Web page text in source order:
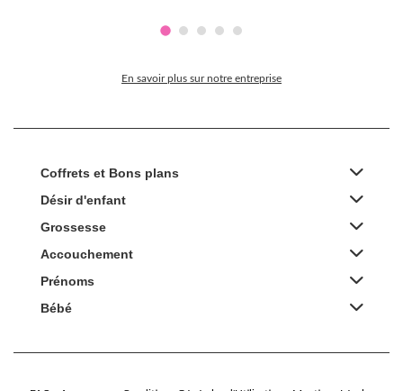
En savoir plus sur notre entreprise
Coffrets et Bons plans
Désir d'enfant
Grossesse
Accouchement
Prénoms
Bébé